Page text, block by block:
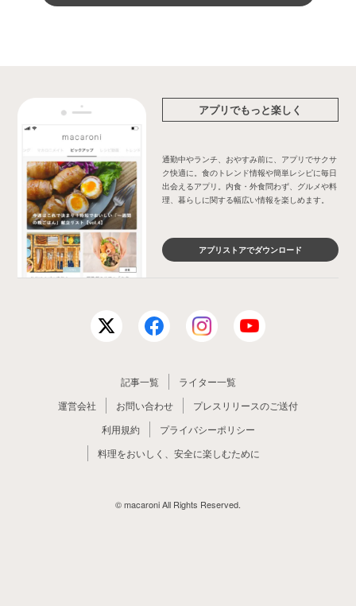
アプリでもっと楽しく
通勤中やランチ、おやすみ前に、アプリでサクサ
ク快適に。食のトレンド情報や簡単レシピに毎日
出会えるアプリ。内食・外食問わず、グルメや料
理、暮らしに関する幅広い情報を楽しめます。
アプリストアでダウンロード
記事一覧
ライター一覧
運営会社
お問い合わせ
プレスリリースのご送付
利用規約
プライバシーポリシー
料理をおいしく、安全に楽しむために
© macaroni All Rights Reserved.